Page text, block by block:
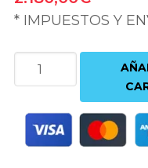
* IMPUESTOS Y
COLECTOR
DE
ADMISIÓN
ALPHA
COMPETITION